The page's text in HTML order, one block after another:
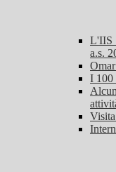
L'IIS
a.s.
I 100